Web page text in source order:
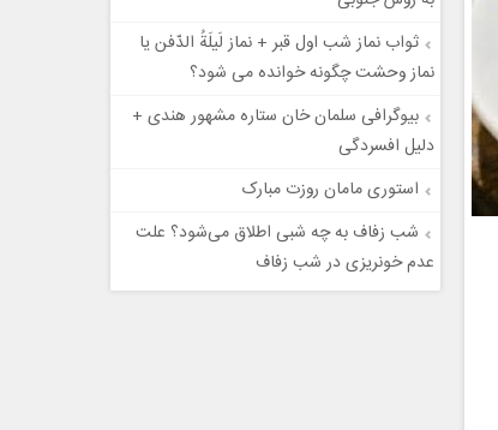
ثواب نماز شب اول قبر + نماز لَیلَةُ الدّفن یا
نماز وحشت چگونه خوانده می شود؟
بیوگرافی سلمان خان ستاره مشهور هندی +
دلیل افسردگی
استوری مامان روزت مبارک
شب زفاف به چه شبی اطلاق می‌شود؟ علت
عدم خونریزی در شب زفاف